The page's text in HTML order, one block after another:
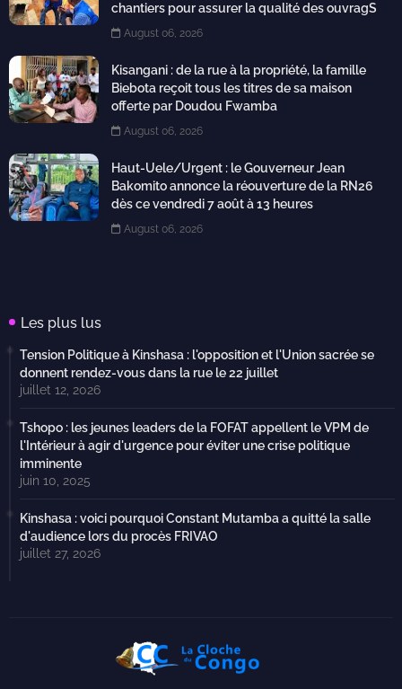
chantiers pour assurer la qualité des ouvragS
August 06, 2026
Kisangani : de la rue à la propriété, la famille
Biebota reçoit tous les titres de sa maison
offerte par Doudou Fwamba
August 06, 2026
Haut-Uele/Urgent : le Gouverneur Jean
Bakomito annonce la réouverture de la RN26
dès ce vendredi 7 août à 13 heures
August 06, 2026
Les plus lus
Tension Politique à Kinshasa : l'opposition et l'Union sacrée se
donnent rendez-vous dans la rue le 22 juillet
juillet 12, 2026
Tshopo : les jeunes leaders de la FOFAT appellent le VPM de
l'Intérieur à agir d'urgence pour éviter une crise politique
imminente
juin 10, 2025
Kinshasa : voici pourquoi Constant Mutamba a quitté la salle
d'audience lors du procès FRIVAO
juillet 27, 2026